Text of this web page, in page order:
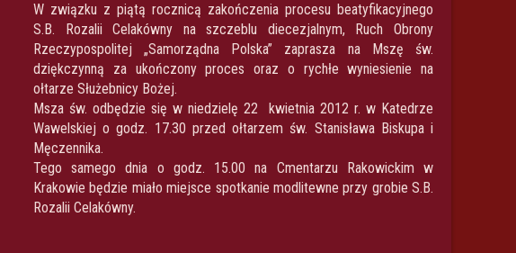
W związku z piątą rocznicą zakończenia procesu beatyfikacyjnego
S.B. Rozalii Celakówny na szczeblu diecezjalnym, Ruch Obrony
Rzeczypospolitej „Samorządna Polska” zaprasza na Mszę św.
dziękczynną za ukończony proces oraz o rychłe wyniesienie na
ołtarze Służebnicy Bożej.
Msza św. odbędzie się w niedzielę 22 kwietnia 2012 r. w Katedrze
Wawelskiej o godz. 17.30 przed ołtarzem św. Stanisława Biskupa i
Męczennika.
Tego samego dnia o godz. 15.00 na Cmentarzu Rakowickim w
Krakowie będzie miało miejsce spotkanie modlitewne przy grobie S.B.
Rozalii Celakówny.